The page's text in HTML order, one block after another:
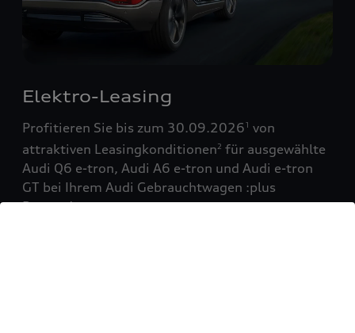
Elektro-Leasing
Profitieren Sie bis zum 30.09.20261 von
attraktiven Leasingkonditionen2 für ausgewählte
Audi Q6 e-tron, Audi A6 e-tron und Audi e-tron
GT bei Ihrem Audi Gebrauchtwagen :plus
Partner!